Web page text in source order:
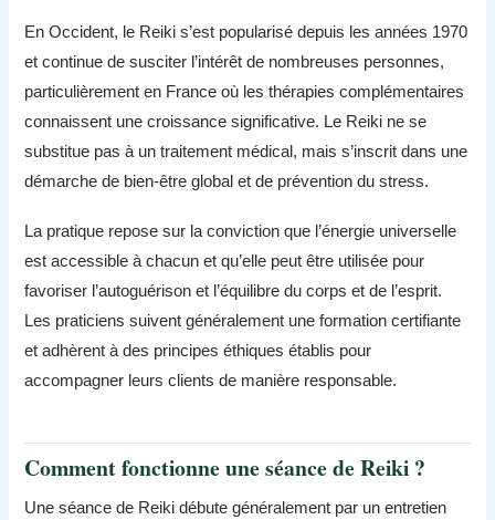
En Occident, le Reiki s’est popularisé depuis les années 1970
et continue de susciter l’intérêt de nombreuses personnes,
particulièrement en France où les thérapies complémentaires
connaissent une croissance significative. Le Reiki ne se
substitue pas à un traitement médical, mais s’inscrit dans une
démarche de bien-être global et de prévention du stress.
La pratique repose sur la conviction que l’énergie universelle
est accessible à chacun et qu’elle peut être utilisée pour
favoriser l’autoguérison et l’équilibre du corps et de l’esprit.
Les praticiens suivent généralement une formation certifiante
et adhèrent à des principes éthiques établis pour
accompagner leurs clients de manière responsable.
Comment fonctionne une séance de Reiki ?
Une séance de Reiki débute généralement par un entretien